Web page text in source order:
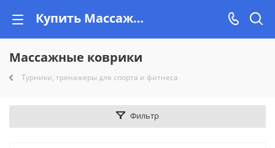
Купить Массажные коврики в Минске на Vishop.by. Доставка
Массажные коврики
Турники, тренажеры для спорта и фитнеса
Фильтр